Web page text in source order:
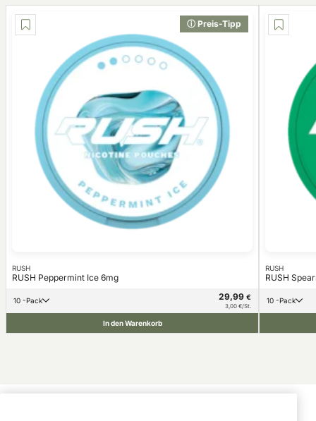
ⓘ Preis-Tipp
RUSH
RUSH Peppermint Ice 6mg
10 -Pack 29,99 €
3,00 €/St.
In den Warenkorb
RUSH
RUSH
10 -Pack